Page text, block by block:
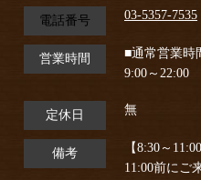
電話番号 03-5357-7535
営業時間
■通常営業時
9:00～22:00
定休日 無
備考
【8:30～
11:00前にご